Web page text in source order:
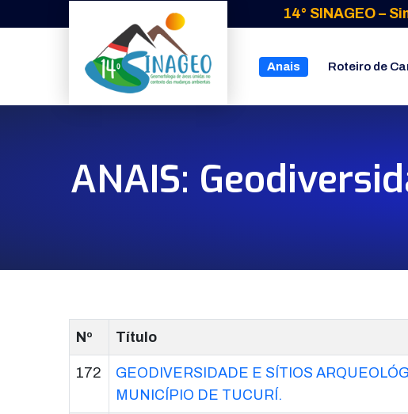
14° SINAGEO –
Anais Roteiro de
ANAIS:
Nº Título
172
GEODIVERSIDADE E SÍTIOS
MUNICÍPIO DE TUCURÍ.